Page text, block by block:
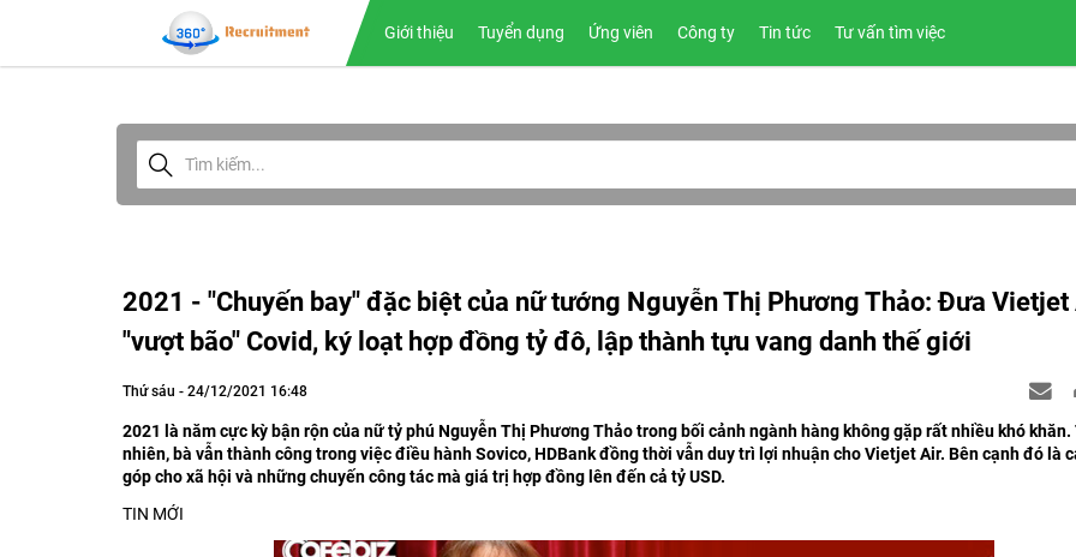
Giới thiệu Tuyển dụng Ứng viên Công ty Tin tức Tư vấn tìm việc
2021 - "Chuyến bay" đặc biệt của nữ tướng Nguyễn Thị Phương Thảo: Đưa Vietjet
"vượt bão" Covid, ký loạt hợp đồng tỷ đô, lập thành tựu vang danh thế giới
Thứ sáu - 24/12/2021 16:48
2021 là năm cực kỳ bận rộn của nữ tỷ phú Nguyễn Thị Phương Thảo trong bối cảnh ngành hàng không gặp rất nhiều khó khăn.
nhiên, bà vẫn thành công trong việc điều hành Sovico, HDBank đồng thời vẫn duy trì lợi nhuận cho Vietjet Air. Bên cạnh đó là
góp cho xã hội và những chuyến công tác mà giá trị hợp đồng lên đến cả tỷ USD.
TIN MỚI